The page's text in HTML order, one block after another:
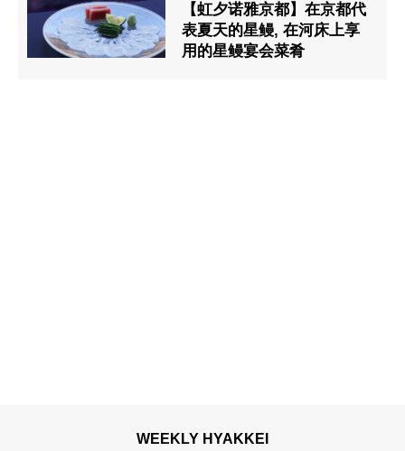
【虹夕诺雅京都】在京都代
表夏天的星鳗, 在河床上享
用的星鳗宴会菜肴
WEEKLY HYAKKEI